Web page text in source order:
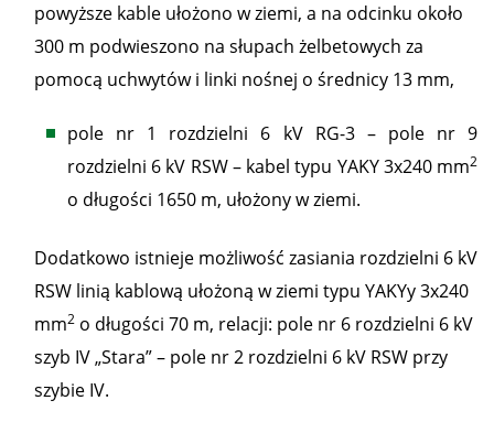
powyższe kable ułożono w ziemi, a na odcinku około
300 m podwieszono na słupach żelbetowych za
pomocą uchwytów i linki nośnej o średnicy 13 mm,
pole nr 1 rozdzielni 6 kV RG-3 – pole nr 9
rozdzielni 6 kV RSW – kabel typu YAKY 3x240 mm2
o długości 1650 m, ułożony w ziemi.
Dodatkowo istnieje możliwość zasiania rozdzielni 6 kV
RSW linią kablową ułożoną w ziemi typu YAKYy 3x240
mm2 o długości 70 m, relacji: pole nr 6 rozdzielni 6 kV
szyb IV „Stara” – pole nr 2 rozdzielni 6 kV RSW przy
szybie IV.